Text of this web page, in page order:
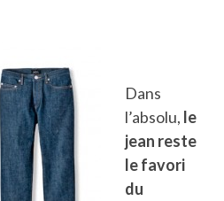
Dans
l’absolu, le
jean reste
le favori
du